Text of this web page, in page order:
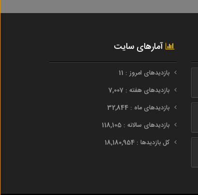
آمارهای سایت
بازدیدهای امروز : 11
بازدیدهای هفته : 7,007
بازدیدهای ماه : 32,844
بازدیدهای سالانه : 118,105
کل بازدیدها : 18,180,954